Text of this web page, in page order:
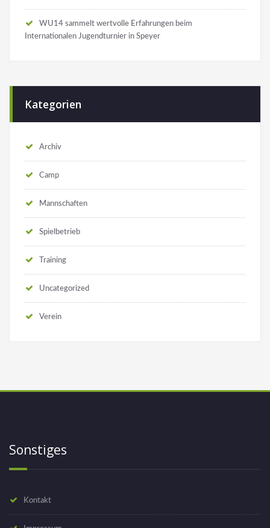
WU14 sammelt wertvolle Erfahrungen beim
Internationalen Jugendturnier in Speyer
Kategorien
Archiv
Camp
Mannschaften
Spielbetrieb
Training
Uncategorized
Verein
Sonstiges
Kontakt